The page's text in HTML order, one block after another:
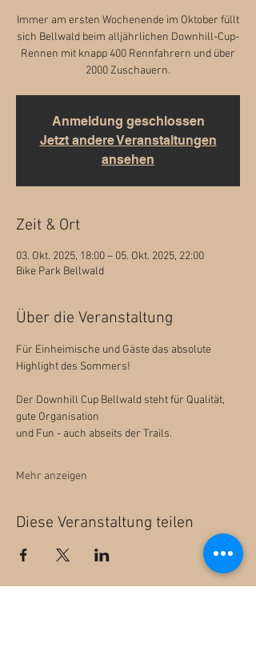
Immer am ersten Wochenende im Oktober füllt
sich Bellwald beim alljährlichen Downhill-Cup-
Rennen mit knapp 400 Rennfahrern und über
2000 Zuschauern.
Anmeldung geschlossen
Jetzt andere Veranstaltungen
ansehen
Zeit & Ort
03. Okt. 2025, 18:00 – 05. Okt. 2025, 22:00
Bike Park Bellwald
Über die Veranstaltung
Für Einheimische und Gäste das absolute
Highlight des Sommers!
Der Downhill Cup Bellwald steht für Qualität,
gute Organisation
und Fun - auch abseits der Trails.
Mehr anzeigen
Diese Veranstaltung teilen